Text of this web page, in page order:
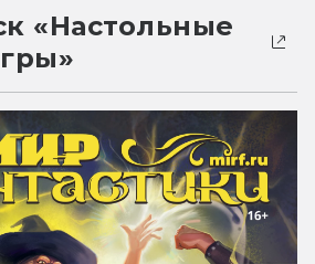
«Настольные